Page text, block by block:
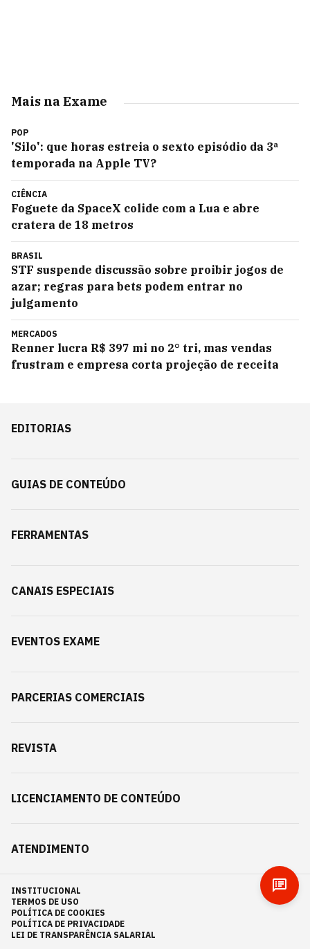
Mais na Exame
POP
'Silo': que horas estreia o sexto episódio da 3ª
temporada na Apple TV?
CIÊNCIA
Foguete da SpaceX colide com a Lua e abre
cratera de 18 metros
BRASIL
STF suspende discussão sobre proibir jogos de
azar; regras para bets podem entrar no
julgamento
MERCADOS
Renner lucra R$ 397 mi no 2° tri, mas vendas
frustram e empresa corta projeção de receita
EDITORIAS
GUIAS DE CONTEÚDO
FERRAMENTAS
CANAIS ESPECIAIS
EVENTOS EXAME
PARCERIAS COMERCIAIS
REVISTA
LICENCIAMENTO DE CONTEÚDO
ATENDIMENTO
INSTITUCIONAL
TERMOS DE USO
POLÍTICA DE COOKIES
POLÍTICA DE PRIVACIDADE
LEI DE TRANSPARÊNCIA SALARIAL